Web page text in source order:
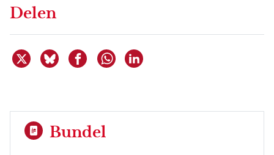
Delen
Deel dit item op X
Deel dit item op Bluesky
Deel dit item op Facebook
Delen via WhatsApp
Bundel